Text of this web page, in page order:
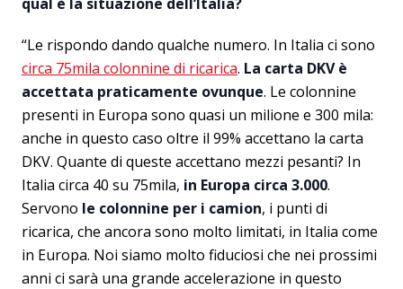
“Le rispondo dando qualche numero. In Italia ci sono
circa 75mila colonnine di ricarica. La carta DKV è
accettata praticamente ovunque. Le colonnine
presenti in Europa sono quasi un milione e 300 mila:
anche in questo caso oltre il 99% accettano la carta
DKV. Quante di queste accettano mezzi pesanti? In
Italia circa 40 su 75mila, in Europa circa 3.000.
Servono le colonnine per i camion, i punti di
ricarica, che ancora sono molto limitati, in Italia come
in Europa. Noi siamo molto fiduciosi che nei prossimi
anni ci sarà una grande accelerazione in questo